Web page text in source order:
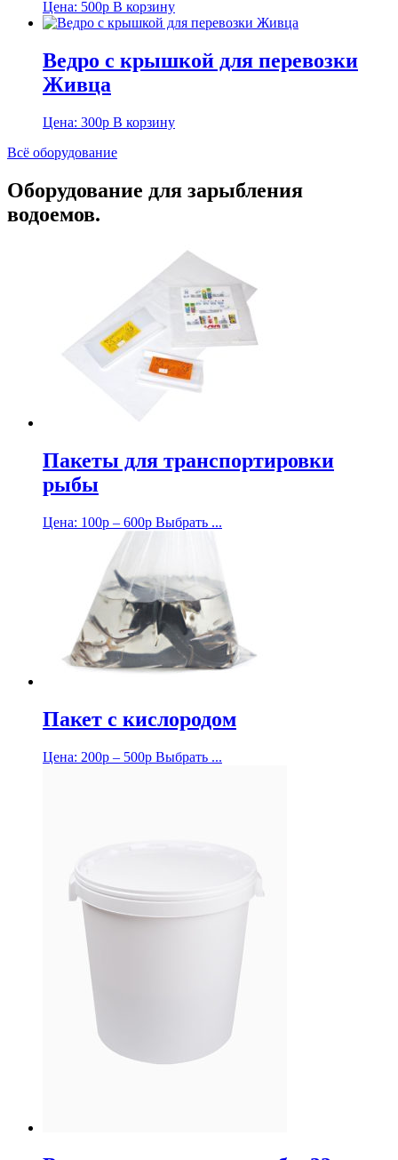
Цена: 500р В корзину
Ведро с крышкой для перевозки
Живца
Цена: 300р В корзину
Всё оборудование
Оборудование для зарыбления
водоемов.
Пакеты для транспортировки
рыбы
Цена: 100р – 600р Выбрать ...
Пакет с кислородом
Цена: 200р – 500р Выбрать ...